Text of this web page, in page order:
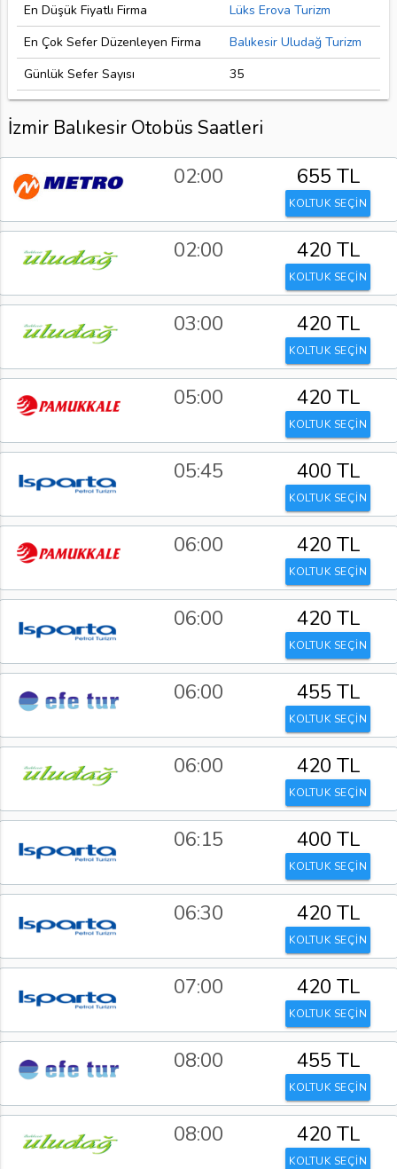
En Düşük Fiyatlı Firma
Lüks Erova Turizm
En Çok Sefer Düzenleyen Firma
Balıkesir Uludağ Turizm
Günlük Sefer Sayısı
35
İzmir Balıkesir Otobüs Saatleri
02:00 655 TL
KOLTUK SEÇİN
02:00 420 TL
KOLTUK SEÇİN
03:00 420 TL
KOLTUK SEÇİN
05:00 420 TL
KOLTUK SEÇİN
05:45 400 TL
KOLTUK SEÇİN
06:00 420 TL
KOLTUK SEÇİN
06:00 420 TL
KOLTUK SEÇİN
06:00 455 TL
KOLTUK SEÇİN
06:00 420 TL
KOLTUK SEÇİN
06:15 400 TL
KOLTUK SEÇİN
06:30 420 TL
KOLTUK SEÇİN
07:00 420 TL
KOLTUK SEÇİN
08:00 455 TL
KOLTUK SEÇİN
08:00 420 TL
KOLTUK SEÇİN